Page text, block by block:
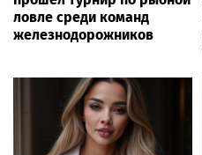
ловле среди команд
железнодорожников